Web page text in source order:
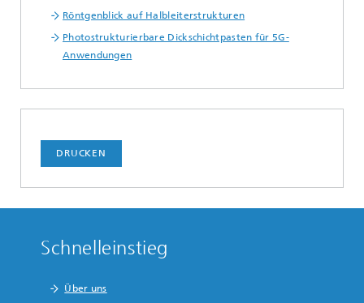
Röntgenblick auf Halbleiterstrukturen
Photostrukturierbare Dickschichtpasten für 5G-
Anwendungen
DRUCKEN
Schnelleinstieg
Über uns